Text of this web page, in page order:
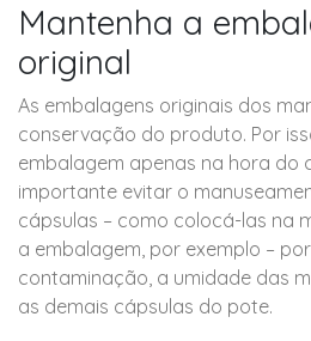
Mantenha a
original
As embalagens originais dos
conservação do produto. Por
embalagem apenas na hora do
importante evitar o
cápsulas – como colocá-las na
a embalagem, por exemplo –
contaminação, a umidade das
as demais cápsulas do pote.